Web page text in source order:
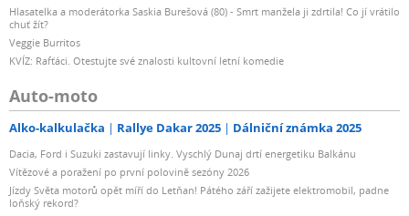
Hlasatelka a moderátorka Saskia Burešová (80) - Smrt manžela ji zdrtila! Co jí vrátilo
chuť žít?
Veggie Burritos
KVÍZ: Rafťáci. Otestujte své znalosti kultovní letní komedie
Auto-moto
Alko-kalkulačka Rallye Dakar 2025 Dálniční známka 2025
Dacia, Ford i Suzuki zastavují linky. Vyschlý Dunaj drtí energetiku Balkánu
Vítězové a poražení po první polovině sezóny 2026
Jízdy Světa motorů opět míří do Letňan! Pátého září zažijete elektromobil, padne
loňský rekord?